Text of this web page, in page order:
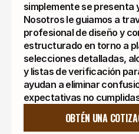
simplemente se presenta
Nosotros le guiamos a
profesional de diseño y
estructurado en torno a
selecciones detalladas,
y listas de verificación
ayudan a eliminar
expectativas no
OBTÉN UNA